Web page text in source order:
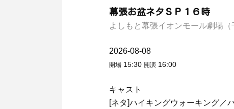
幕張お盆ネタＳＰ１６時
よしもと幕張イオンモール劇場（
2026-08-08
開場 15:30 開演 16:00
キャスト
[ネタ]ハイキングウォーキング／